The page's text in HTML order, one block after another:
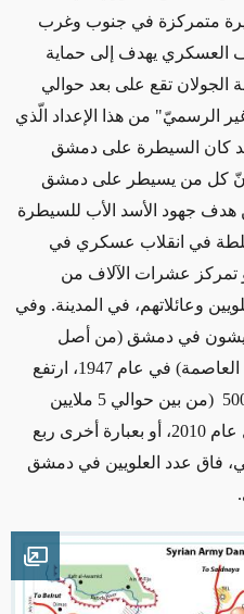
متمركزة في جنوب وغرب
العسكري يهدف إلى حماية
تقع على بعد حوالي
الرسميّ" من هذا الإعداد الّذي
كان السيطرة على دمشق
أنّ كل من يسيطر على دمشق
جهود الأسد الأب للسيطرة
في انقلاب عسكري في
الثاني/نوفمبر عام 1970 هو تمركز عشرات الآلاف من
وعائلاتهم، في المدينة. وفي
فقط يعيشون في دمشق (من أصل
حوالي 500,000 نسمة في منطقة العاصمة) في عام 1947، ارتفع
هذا العدد ليصل إلى أكثر من 500,000 (من بين حوالي 5 ملايين
نسمة في منطقة العاصمة) بحلول عام 2010، أو بعبارة أخرى ربع
فاق عدد العلويين في دمشق